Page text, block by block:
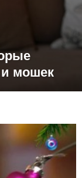
и мошек